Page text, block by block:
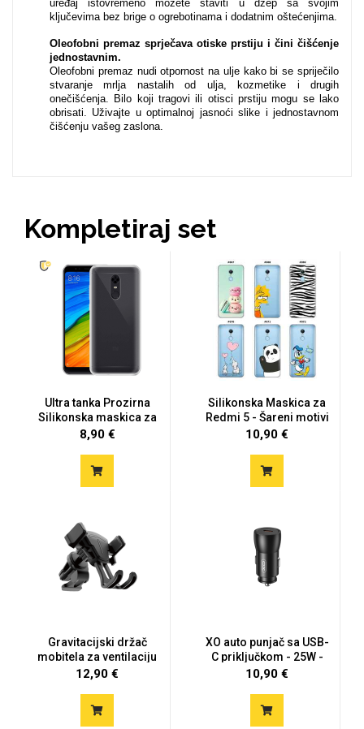
uređaj istovremeno možete staviti u džep sa svojim
ključevima bez brige o ogrebotinama i dodatnim oštećenjima.
Oleofobni premaz sprječava otiske prstiju i čini čišćenje
jednostavnim.
Oleofobni premaz nudi otpornost na ulje kako bi se spriječilo
stvaranje mrlja nastalih od ulja, kozmetike i drugih
onečišćenja. Bilo koji tragovi ili otisci prstiju mogu se lako
obrisati. Uživajte u optimalnoj jasnoći slike i jednostavnom
čišćenju vašeg zaslona.
Kompletiraj set
Ultra tanka Prozirna
Silikonska maskica za
Xia...
8,90 €
Silikonska Maskica za
Redmi 5 - Šareni motivi
10,90 €
Gravitacijski držač
mobitela za ventilaciju
12,90 €
XO auto punjač sa USB-
C priključkom - 25W -
cr...
10,90 €
MarbleMania
Sportski motivi Obiteljski motivi
Mix